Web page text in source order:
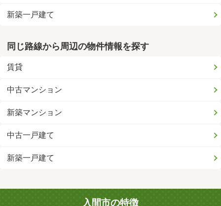
新築一戸建て
同じ路線から周辺の物件情報を探す
賃貸
中古マンション
新築マンション
中古一戸建て
新築一戸建て
入間市の特徴